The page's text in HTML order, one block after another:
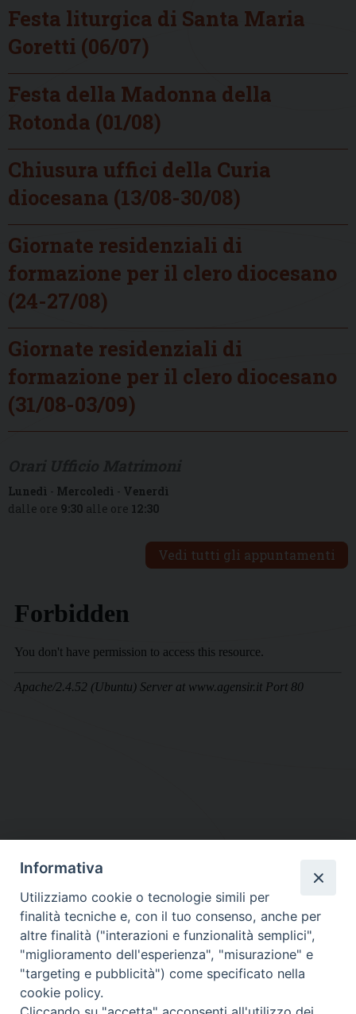
Festa liturgica di Santa Maria
Goretti (06/07)
Festa della Madonna della
Rotonda (01/08)
Chiusura uffici della Curia
diocesana (13/08-30/08)
Giornate residenziali di
formazione per il clero diocesano
(24-27/08)
Giornate residenziali di
formazione per il clero diocesano
(31/08-03/09)
Lunedì - Mercoledì - Venerdì
dalle ore 9:30 alle ore 12:30
Vedi tutti gli appuntamenti
DIOCESI SUBURBICARIA DI ALBANO
Contatti:Tel.: 06.93268401 - Fax.: 06.9323844
E-mail:curia@diocesidialbano.it
Orari: dal Lunedì al Venerdì Ore: 9:00 - 13:00
Informativa
Utilizziamo cookie o tecnologie simili per
finalità tecniche e, con il tuo consenso, anche per
altre finalità ("interazioni e funzionalità semplici",
"miglioramento dell'esperienza", "misurazione" e
"targeting e pubblicità") come specificato nella
cookie policy.